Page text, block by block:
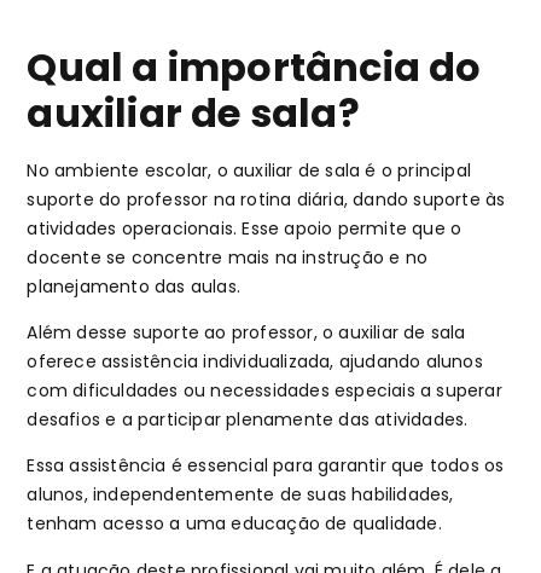
Qual a importância do
auxiliar de sala?
No ambiente escolar, o auxiliar de sala é o principal
suporte do professor na rotina diária, dando suporte às
atividades operacionais. Esse apoio permite que o
docente se concentre mais na instrução e no
planejamento das aulas.
Além desse suporte ao professor, o auxiliar de sala
oferece assistência individualizada, ajudando alunos
com dificuldades ou necessidades especiais a superar
desafios e a participar plenamente das atividades.
Essa assistência é essencial para garantir que todos os
alunos, independentemente de suas habilidades,
tenham acesso a uma educação de qualidade.